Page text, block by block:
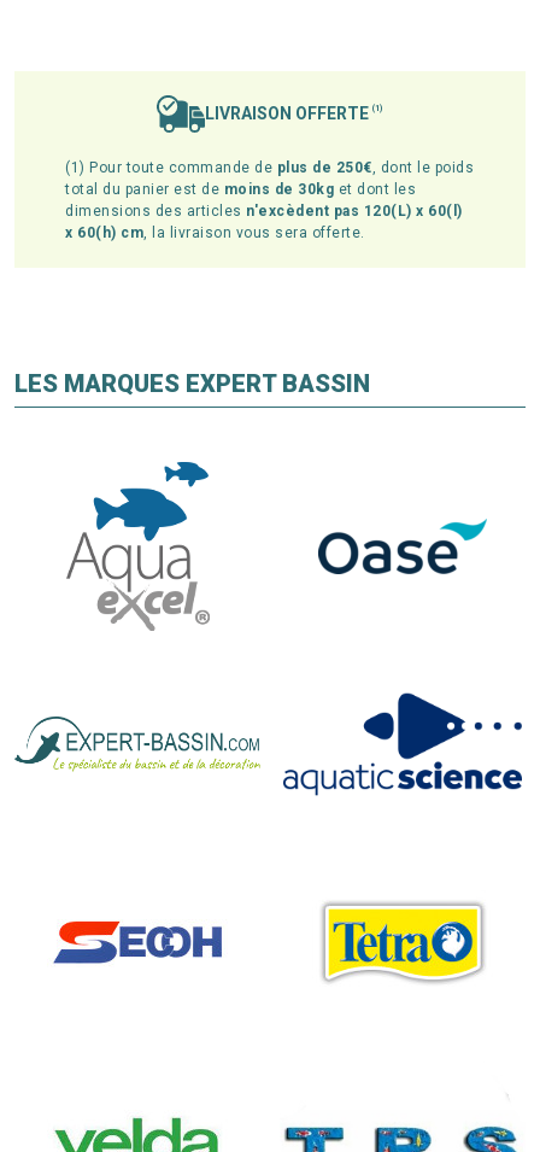
LIVRAISON OFFERTE (1)
(1) Pour toute commande de plus de 250€, dont le poids
total du panier est de moins de 30kg et dont les
dimensions des articles n'excèdent pas 120(L) x 60(l)
x 60(h) cm, la livraison vous sera offerte.
LES MARQUES EXPERT BASSIN